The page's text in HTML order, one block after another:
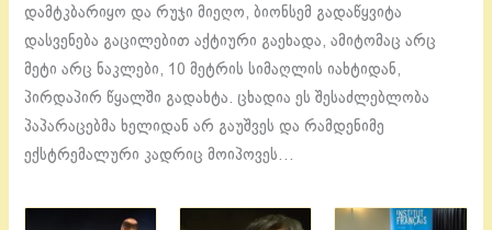
დამტკბარიყო და რუჯი მიეღო, ბიონსემ გადაწყვიტა
დასვენება გაცილებით აქტიური გაეხადა, ამიტომაც არც
მეტი არც ნაკლები, 10 მეტრის სიმაღლის იახტიდან,
პირდაპირ წყალში გადახტა. ცხადია ეს შესაძლებლობა
პაპარაცებმა ხელიდან არ გაუშვეს და რამდენიმე
ექსტრემალური კადრიც მოიპოვეს…